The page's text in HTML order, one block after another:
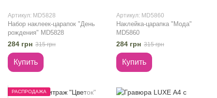
Артикул: MD5828
Набор наклеек-царапок "День
рождения" MD5828
284 грн 315 грн
Купить
Артикул: MD5860
Наклейка-царапка "Мода"
MD5860
284 грн 315 грн
Купить
РАСПРОДАЖА